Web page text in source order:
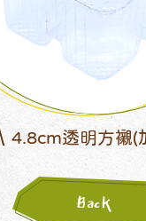
透明圓盒(大)
Back